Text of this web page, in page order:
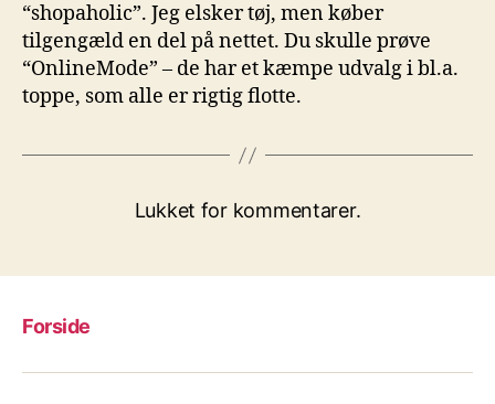
“shopaholic”. Jeg elsker tøj, men køber
tilgengæld en del på nettet. Du skulle prøve
“OnlineMode” – de har et kæmpe udvalg i bl.a.
toppe, som alle er rigtig flotte.
Lukket for kommentarer.
Forside